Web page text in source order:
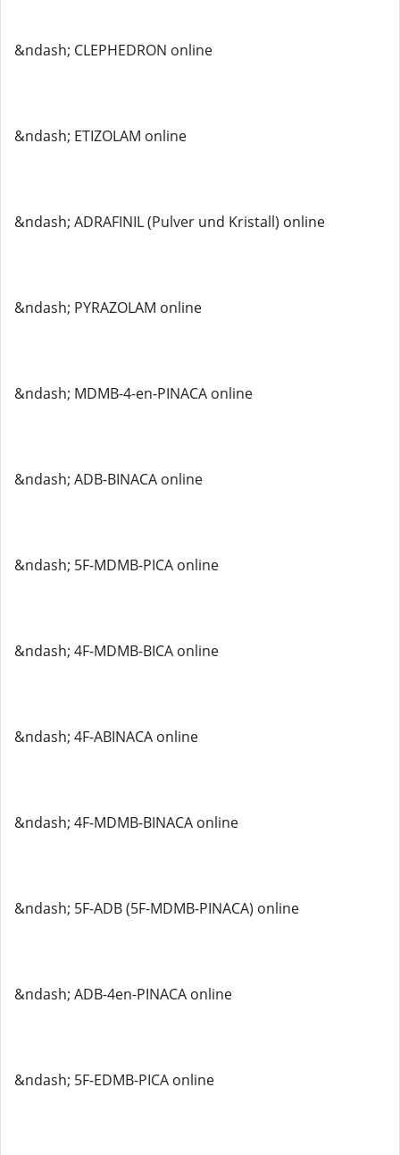
&ndash; CLEPHEDRON online
&ndash; ETIZOLAM online
&ndash; ADRAFINIL (Pulver und Kristall) online
&ndash; PYRAZOLAM online
&ndash; MDMB-4-en-PINACA online
&ndash; ADB-BINACA online
&ndash; 5F-MDMB-PICA online
&ndash; 4F-MDMB-BICA online
&ndash; 4F-ABINACA online
&ndash; 4F-MDMB-BINACA online
&ndash; 5F-ADB (5F-MDMB-PINACA) online
&ndash; ADB-4en-PINACA online
&ndash; 5F-EDMB-PICA online